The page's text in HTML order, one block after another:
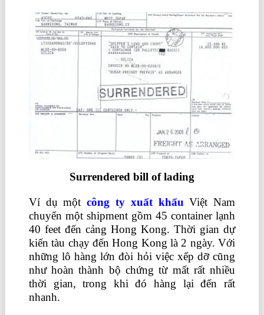
Surrendered bill of lading
Ví dụ mộtcông ty xuất khẩu Việt Nam
chuyển một shipment gồm 45 container lạnh
40 feet đến cảng Hong Kong. Thời gian dự
kiến tàu chạy đến Hong Kong là 2 ngày. Với
những lô hàng lớn đòi hỏi việc xếp dỡ cũng
như hoàn thành bộ chứng từ mất rất nhiều
thời gian, trong khi đó hàng lại đến rất
nhanh.